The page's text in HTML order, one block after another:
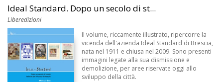
Ideal Standard. Dopo un secolo di st...
Liberedizioni
Il volume, riccamente illustrato, ripercorre la
vicenda dell'azienda Ideal Standard di Brescia,
nata nel 1911 e chiusa nel 2009. Sono presenti
immagini legate alla sua dismissione e
demolizione, per aree riservate oggi allo
sviluppo della città.